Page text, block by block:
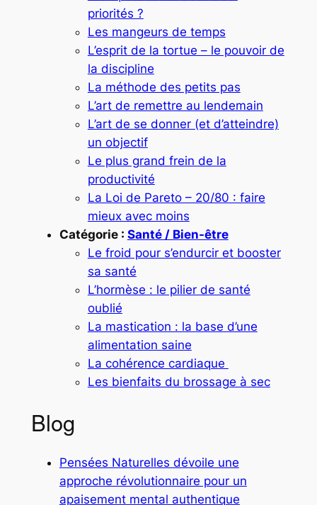
priorités ?
Les mangeurs de temps
L’esprit de la tortue – le pouvoir de
la discipline
La méthode des petits pas
L’art de remettre au lendemain
L’art de se donner (et d’atteindre)
un objectif
Le plus grand frein de la
productivité
La Loi de Pareto – 20/80 : faire
mieux avec moins
Catégorie : Santé / Bien-être
Le froid pour s’endurcir et booster
sa santé
L’hormèse : le pilier de santé
oublié
La mastication : la base d’une
alimentation saine
La cohérence cardiaque
Les bienfaits du brossage à sec
Blog
Pensées Naturelles dévoile une
approche révolutionnaire pour un
apaisement mental authentique